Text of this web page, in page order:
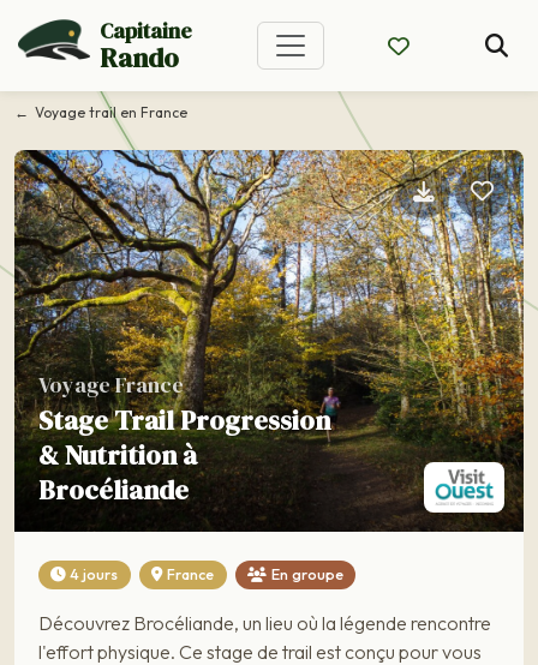
Capitaine
Rando
Voyage trail en France
Voyage France
Stage Trail Progression
& Nutrition à
Brocéliande
4 jours France En groupe
Découvrez Brocéliande, un lieu où la légende rencontre
l'effort physique. Ce stage de trail est conçu pour vous